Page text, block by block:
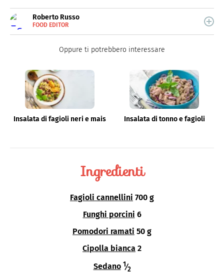
Roberto Russo
FOOD EDITOR
Roberto Russo unisce la passione per libri e cucina. Ha
Oppure ti potrebbero interessare
Insalata di fagioli neri e mais Insalata di tonno e fagioli
Ingredienti
Fagioli cannellini 700 g
Funghi porcini 6
Pomodori ramati 50 g
Cipolla bianca 2
Sedano 1⁄2